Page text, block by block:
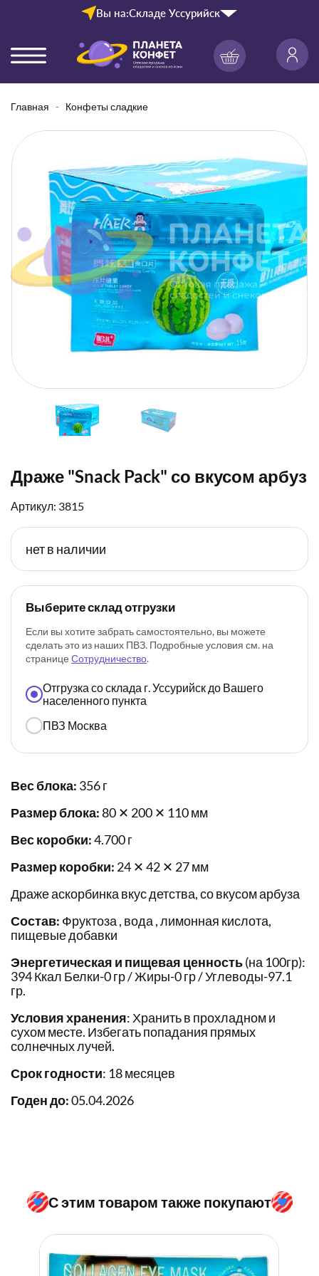
Вы на:Складе Уссурийск
Главная Конфеты сладкие
Драже "Snack Pack" со вкусом арбуз
Артикул: 3815
нет в наличии
Выберите склад отгрузки
Если вы хотите забрать самостоятельно, вы можете
сделать это из наших ПВЗ. Подробные условия см. на
странице Сотрудничество.
Отгрузка со склада г. Уссурийск до Вашего
населенного пункта
ПВЗ Москва
Вес блока: 356 г
Размер блока:80 ✕ 200 ✕ 110 мм
Вес коробки:4.700 г
Размер коробки: 24 ✕ 42 ✕ 27 мм
Драже аскорбинка вкус детства, со вкусом арбуза
Состав: Фруктоза , вода , лимонная кислота,
пищевые добавки
Энергетическая и пищевая ценность(на 100гр):
394 Ккал Белки-0 гр / Жиры-0 гр / Углеводы-97.1
гр.
Условия хранения: Хранить в прохладном и
сухом месте. Избегать попадания прямых
солнечных лучей.
Срок годности: 18 месяцев
Годен до:05.04.2026
С этим товаром также покупают